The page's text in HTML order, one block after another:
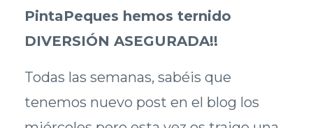
PintaPeques hemos ternido
DIVERSIÓN ASEGURADA!!
Todas las semanas, sabéis que
tenemos nuevo post en el blog los